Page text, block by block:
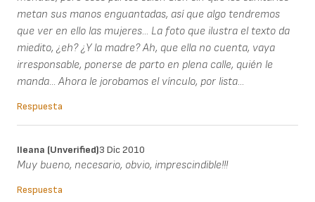
metan sus manos enguantadas, así que algo tendremos
que ver en ello las mujeres... La foto que ilustra el texto da
miedito, ¿eh? ¿Y la madre? Ah, que ella no cuenta, vaya
irresponsable, ponerse de parto en plena calle, quién le
manda... Ahora le jorobamos el vínculo, por lista...
Respuesta
Ileana (unverified)3 Dic 2010
Muy bueno, necesario, obvio, imprescindible!!!
Respuesta